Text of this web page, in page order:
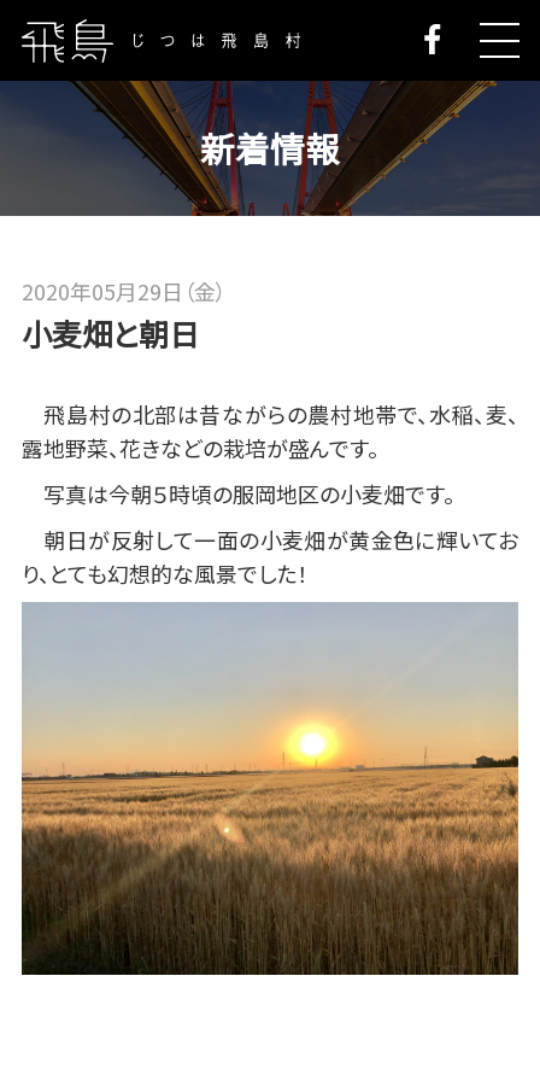
新着情報
小麦畑と朝日
2020年05月29日（金）
飛島村の北部は昔ながらの農村地帯で、水稲、麦、
露地野菜、花きなどの栽培が盛んです。
写真は今朝５時頃の服岡地区の小麦畑です。
朝日が反射して一面の小麦畑が黄金色に輝いてお
り、とても幻想的な風景でした！